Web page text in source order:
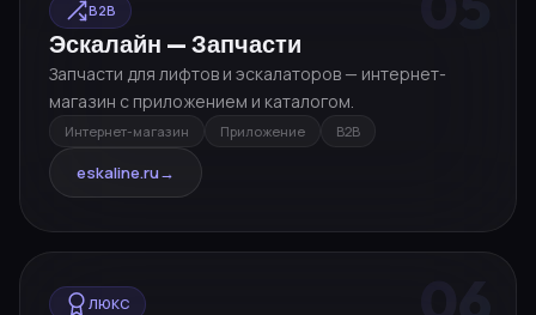
B2B
Эскалайн — Запчасти
Запчасти для лифтов и эскалаторов — интернет-
магазин с приложением и каталогом.
Интернет-магазин Приложение B2B
eskaline.ru→
ЛЮКС